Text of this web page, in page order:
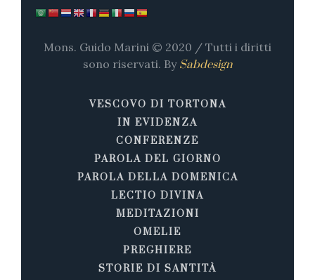
Mons. Guido Marini © 2020 / Tutti i diritti
sono riservati. By Sabdesign
VESCOVO DI TORTONA
IN EVIDENZA
CONFERENZE
PAROLA DEL GIORNO
PAROLA DELLA DOMENICA
LECTIO DIVINA
MEDITAZIONI
OMELIE
PREGHIERE
STORIE DI SANTITÀ